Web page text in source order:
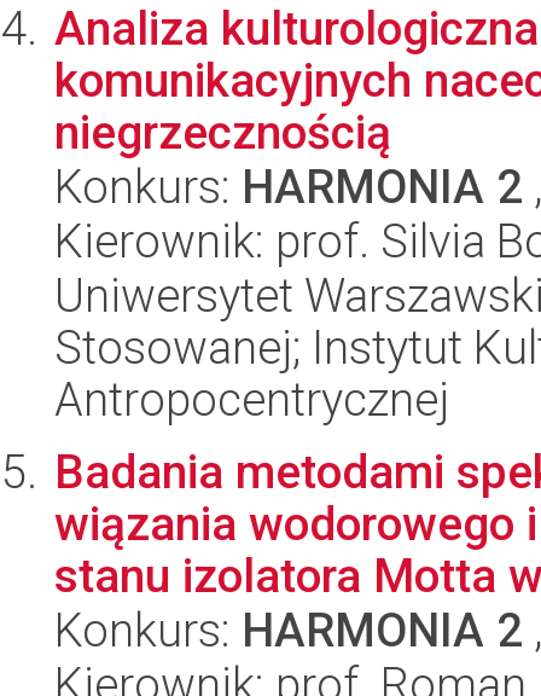
Analiza
komunikacyjnych
niegrzecznością
Konkurs: HARMONIA 2
Kierownik: prof. Silvia
Uniwersytet
Stosowanej; Instytut
Antropocentrycznej
Badania metodami
wiązania wodorowego
stanu izolatora Motta
Konkurs: HARMONIA 2
Kierownik: prof.